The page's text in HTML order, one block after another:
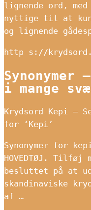
lignende ord, med
nyttige til at
og lignende
http s://
i mange
Krydsord Kepi –
for ‘Kepi’
Synonymer for
HOVEDTØJ.
besluttet på at
skandinaviske
af …